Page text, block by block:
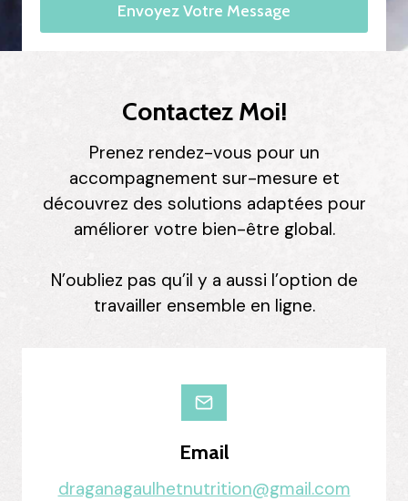
Envoyez Votre Message
Contactez Moi!
Prenez rendez-vous pour un
accompagnement sur-mesure et
découvrez des solutions adaptées pour
améliorer votre bien-être global.
N’oubliez pas qu’il y a aussi l’option de
travailler ensemble en ligne.
Email
draganagaulhetnutrition@gmail.com